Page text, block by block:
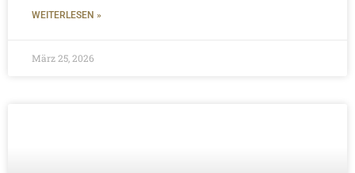
WEITERLESEN »
März 25, 2026